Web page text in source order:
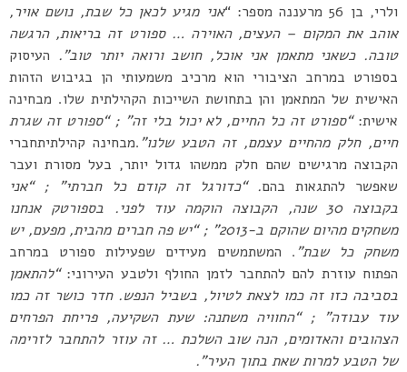
ולרי, בן 56 מרעננה מספר: “
אני מגיע לכאן כל שבת, נושם אויר,
אוהב את המקום – העצים, האוירה … ספורט זה בריאות, הרגשה
טובה. כשאני מתאמן אני אוכל, חושב ורואה יותר טוב”. העיסוק
בספורט במרחב הציבורי הוא מרכיב משמעותי הן בגיבוש הזהות
האישית של המתאמן והן בתחושת השייכות הקהילתית שלו. מבחינה
אישית:“ספורט זה כל החיים, לא יכול בלי זה” ; “ספורט זה שגרת
חיים, חלק מהחיים עצמם, זה הטבע שלנו”.מבחינה קהילתיתחברי
הקבוצה מרגישים שהם חלק ממשהו גדול יותר, בעל מסורת ועבר
שאפשר להתגאות בהם. “כדורגל זה קודם כל חברתי” ; “אני
בקבוצה 30 שנה, הקבוצה הוקמה עוד לפני. בספורטק אנחנו
משחקים מהיום שהוקם ב-2013” ; “יש פה חברים מהבית, מפעם, יש
משחק כל שבת”. המשתמשים מעידים שפעילות ספורט במרחב
הפתוח עוזרת להם להתחבר לזמן החולף ולטבע העירוני:“להתאמן
בסביבה כזו זה כמו לצאת לטיול, בשביל הנפש. חדר כושר זה כמו
עוד עבודה” ; “החוויה משתנה: שעת השקיעה, פריחת הפרחים
הצהובים והאדומים, הנה שוב השלכת … זה עוזר להתחבר לזרימה
של הטבע למרות שאת בתוך העיר”.